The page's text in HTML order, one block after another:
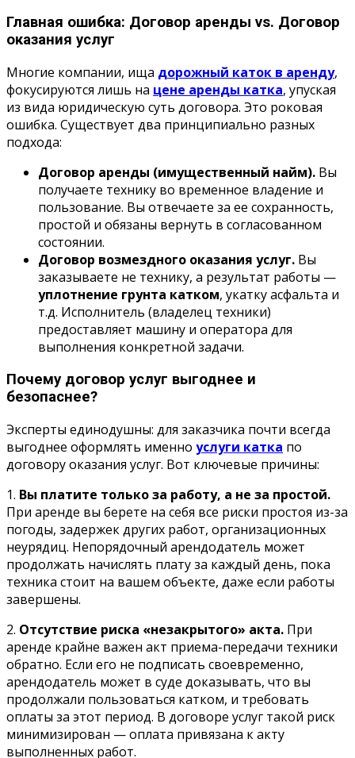
Главная ошибка: Договор аренды vs. Договор
оказания услуг
Многие компании, ища дорожный каток в аренду,
фокусируются лишь на цене аренды катка, упуская
из вида юридическую суть договора. Это роковая
ошибка. Существует два принципиально разных
подхода:
Договор аренды (имущественный найм). Вы
получаете технику во временное владение и
пользование. Вы отвечаете за ее сохранность,
простой и обязаны вернуть в согласованном
состоянии.
Договор возмездного оказания услуг. Вы
заказываете не технику, а результат работы —
уплотнение грунта катком, укатку асфальта и
т.д. Исполнитель (владелец техники)
предоставляет машину и оператора для
выполнения конкретной задачи.
Почему договор услуг выгоднее и
безопаснее?
Эксперты единодушны: для заказчика почти всегда
выгоднее оформлять именно услуги катка по
договору оказания услуг. Вот ключевые причины:
1. Вы платите только за работу, а не за простой.
При аренде вы берете на себя все риски простоя из-за
погоды, задержек других работ, организационных
неурядиц. Непорядочный арендодатель может
продолжать начислять плату за каждый день, пока
техника стоит на вашем объекте, даже если работы
завершены.
2. Отсутствие риска «незакрытого» акта. При
аренде крайне важен акт приема-передачи техники
обратно. Если его не подписать своевременно,
арендодатель может в суде доказывать, что вы
продолжали пользоваться катком, и требовать
оплаты за этот период. В договоре услуг такой риск
минимизирован — оплата привязана к акту
выполненных работ.